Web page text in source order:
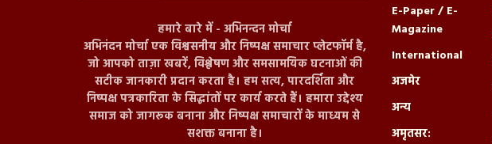
हमारे बारे में - अभिनन्दन मोर्चा
अभिनंदन मोर्चा एक विश्वसनीय और निष्पक्ष समाचार प्लेटफॉर्म है,
जो आपको ताज़ा खबरें, विश्लेषण और समसामयिक घटनाओं की
सटीक जानकारी प्रदान करता है। हम सत्य, पारदर्शिता और
निष्पक्ष पत्रकारिता के सिद्धांतों पर कार्य करते हैं। हमारा उद्देश्य
समाज को जागरूक बनाना और निष्पक्ष समाचारों के माध्यम से
सशक्त बनाना है।
E-Paper / E-
Magazine
International
अजमेर
अन्य
अमृतसर: